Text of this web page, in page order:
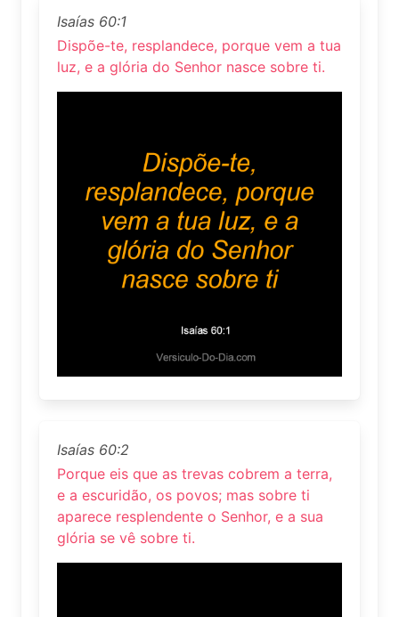
Isaías 60:1
Dispõe-te, resplandece, porque vem a tua
luz, e a glória do Senhor nasce sobre ti.
Isaías 60:2
Porque eis que as trevas cobrem a terra,
e a escuridão, os povos; mas sobre ti
aparece resplendente o Senhor, e a sua
glória se vê sobre ti.